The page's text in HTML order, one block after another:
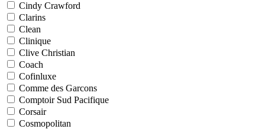
Cindy Crawford
Clarins
Clean
Clinique
Clive Christian
Coach
Cofinluxe
Comme des Garcons
Comptoir Sud Pacifique
Corsair
Cosmopolitan